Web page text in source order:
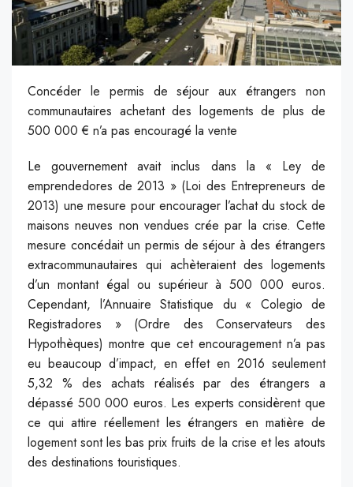
Concéder le permis de séjour aux étrangers non
communautaires achetant des logements de plus de
500 000 € n’a pas encouragé la vente
Le gouvernement avait inclus dans la « Ley de
emprendedores de 2013 » (Loi des Entrepreneurs de
2013) une mesure pour encourager l’achat du stock de
maisons neuves non vendues crée par la crise. Cette
mesure concédait un permis de séjour à des étrangers
extracommunautaires qui achèteraient des logements
d’un montant égal ou supérieur à 500 000 euros.
Cependant, l’Annuaire Statistique du « Colegio de
Registradores » (Ordre des Conservateurs des
Hypothèques) montre que cet encouragement n’a pas
eu beaucoup d’impact, en effet en 2016 seulement
5,32 % des achats réalisés par des étrangers a
dépassé 500 000 euros. Les experts considèrent que
ce qui attire réellement les étrangers en matière de
logement sont les bas prix fruits de la crise et les atouts
des destinations touristiques.